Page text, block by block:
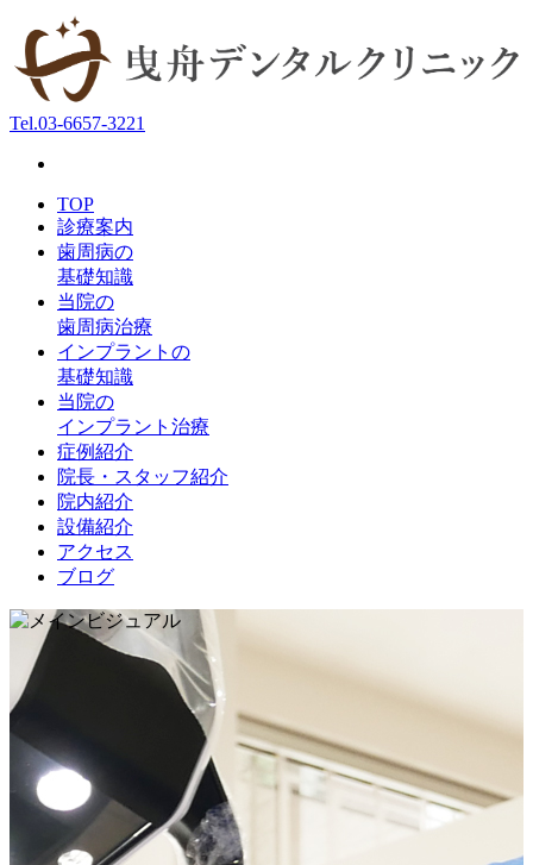
Tel.03-6657-3221
TOP
診療案内
歯周病の
基礎知識
当院の
歯周病治療
インプラントの
基礎知識
当院の
インプラント治療
症例紹介
院長・スタッフ紹介
院内紹介
設備紹介
アクセス
ブログ